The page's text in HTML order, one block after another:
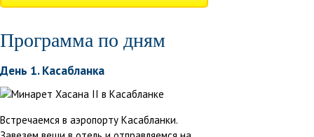
Программа по дням
День 1. Касабланка
Встречаемся в аэропорту Касабланки.